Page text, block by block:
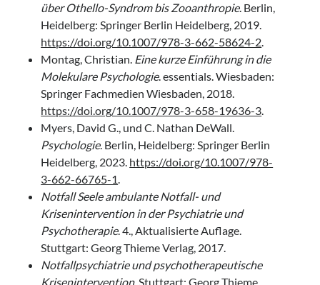
über Othello-Syndrom bis Zooanthropie. Berlin,
Heidelberg: Springer Berlin Heidelberg, 2019.
https://doi.org/10.1007/978-3-662-58624-2.
Montag, Christian. Eine kurze Einführung in die
Molekulare Psychologie. essentials. Wiesbaden:
Springer Fachmedien Wiesbaden, 2018.
https://doi.org/10.1007/978-3-658-19636-3.
Myers, David G., und C. Nathan DeWall.
Psychologie. Berlin, Heidelberg: Springer Berlin
Heidelberg, 2023. https://doi.org/10.1007/978-
3-662-66765-1.
Notfall Seele ambulante Notfall- und
Krisenintervention in der Psychiatrie und
Psychotherapie. 4., Aktualisierte Auflage.
Stuttgart: Georg Thieme Verlag, 2017.
Notfallpsychiatrie und psychotherapeutische
Krisenintervention. Stuttgart: Georg Thieme